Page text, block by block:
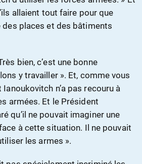
allaient tout faire pour que
des places et des bâtiments
bien, c’est une bonne
y travailler ». Et, comme vous
n’a pas recouru à
armées. Et le Président
qu’il ne pouvait imaginer une
à cette situation. Il ne pouvait
les armes ».